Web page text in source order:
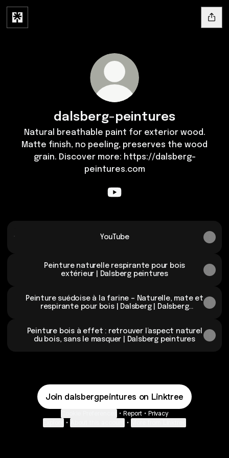
dalsberg-peintures
Natural breathable paint for exterior wood.
Matte finish, no peeling, preserves the wood
grain. Discover more: https://dalsberg-
peintures.com
YouTube
Peinture naturelle respirante pour bois
extérieur | Dalsberg peintures
Peinture suédoise à la farine – Naturelle, mate et
respirante pour bois | Dalsberg | Dalsberg
Peinture bois à effet : retrouver l’aspect naturel
du bois, sans le masquer | Dalsberg peintures
Join dalsbergpeintures on Linktree
• Report • Privacy
• •